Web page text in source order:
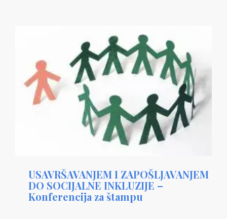
USAVRŠAVANJEM I ZAPOŠLJAVANJEM
DO SOCIJALNE INKLUZIJE –
Konferencija za štampu